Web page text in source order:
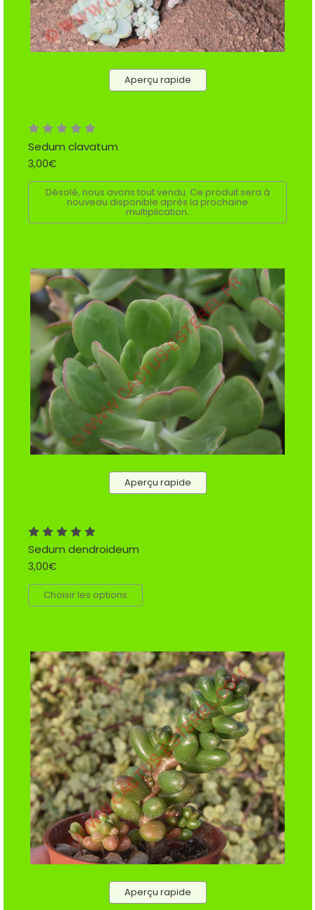
Aperçu rapide
Sedum clavatum
3,00€
Désolé, nous avons tout vendu. Ce produit sera à
nouveau disponible après la prochaine
multiplication.
Aperçu rapide
Sedum dendroideum
3,00€
Choisir les options
Aperçu rapide